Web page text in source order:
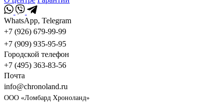
WhatsApp, Telegram
+7 (926) 679-99-99
+7 (909) 935-95-95
Городской телефон
+7 (495) 363-83-56
Почта
info@chronoland.ru
ООО «Ломбард Хроноланд»